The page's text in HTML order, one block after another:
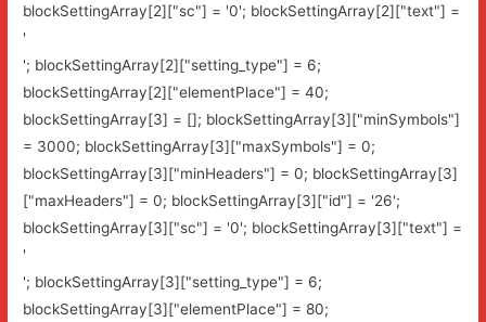
blockSettingArray[2]["sc"] = '0'; blockSettingArray[2]["text"] =
'
'; blockSettingArray[2]["setting_type"] = 6;
blockSettingArray[2]["elementPlace"] = 40;
blockSettingArray[3] = []; blockSettingArray[3]["minSymbols"]
= 3000; blockSettingArray[3]["maxSymbols"] = 0;
blockSettingArray[3]["minHeaders"] = 0; blockSettingArray[3]
["maxHeaders"] = 0; blockSettingArray[3]["id"] = '26';
blockSettingArray[3]["sc"] = '0'; blockSettingArray[3]["text"] =
'
'; blockSettingArray[3]["setting_type"] = 6;
blockSettingArray[3]["elementPlace"] = 80;